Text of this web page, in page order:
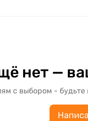
нет —
с выбором -